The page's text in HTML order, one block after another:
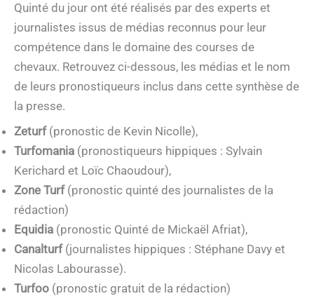
Quinté du jour ont été réalisés par des experts et
journalistes issus de médias reconnus pour leur
compétence dans le domaine des courses de
chevaux. Retrouvez ci-dessous, les médias et le nom
de leurs pronostiqueurs inclus dans cette synthèse de
la presse.
Zeturf(pronostic de Kevin Nicolle),
Turfomania (pronostiqueurs hippiques : Sylvain
Kerichard et Loïc Chaoudour),
Zone Turf(pronostic quinté des journalistes de la
rédaction)
Equidia (pronostic Quinté de Mickaël Afriat),
Canalturf(journalistes hippiques : Stéphane Davy et
Nicolas Labourasse).
Turfoo (pronostic gratuit de la rédaction)